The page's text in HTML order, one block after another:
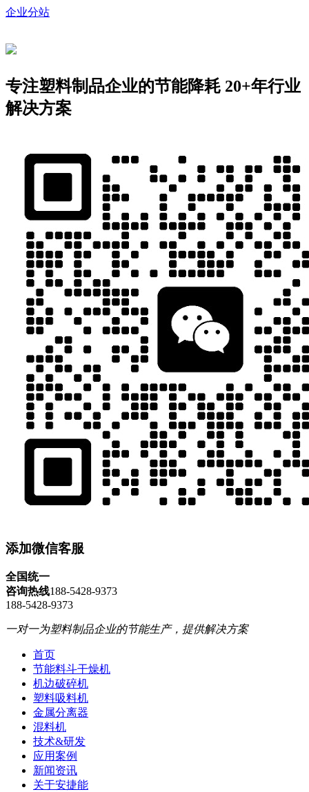
企业分站
专注塑料制品企业的节能降耗 20+年行业
解决方案
添加微信客服
全国统一
咨询热线188-5428-9373
188-5428-9373
一对一为塑料制品企业的节能生产，提供解决方案
首页
节能料斗干燥机
机边破碎机
塑料吸料机
金属分离器
混料机
技术&研发
应用案例
新闻资讯
关于安捷能